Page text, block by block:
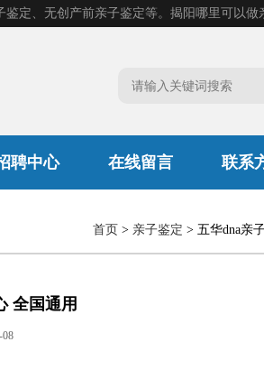
聘中心 在线留言 联系
首页 > 亲子鉴定 > 五华dna亲
全国通用